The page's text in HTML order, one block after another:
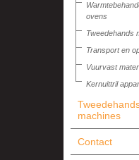
ovens
Tweedehands
Transport en
Vuurvast
Kernuittril
machines
Contact